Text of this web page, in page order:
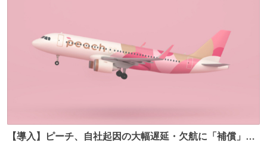
【導入】ピーチ、自社起因の大幅遅延・欠航に「補償」開